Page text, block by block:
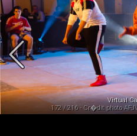
Virtual
172 / 216 - Cr�dit photo